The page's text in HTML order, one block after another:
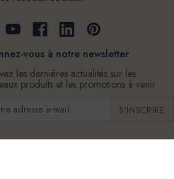
vous à notre newsletter
les dernières actualités sur les
produits et les promotions à venir